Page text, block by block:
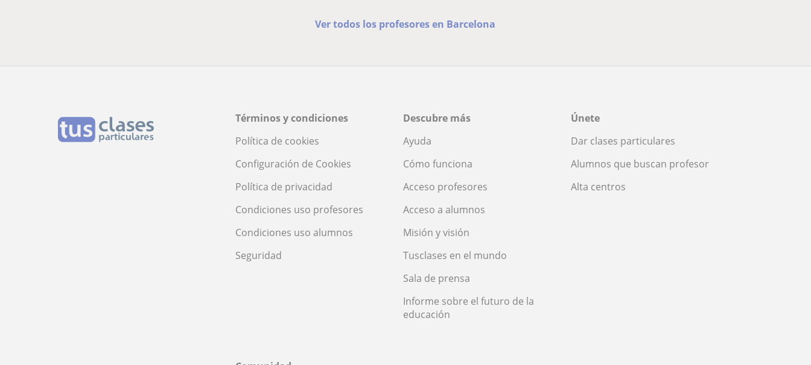
Ver todos los profesores en Barcelona
Términos y condiciones
Política de cookies
Configuración de Cookies
Política de privacidad
Condiciones uso profesores
Condiciones uso alumnos
Seguridad
Descubre más
Ayuda
Cómo funciona
Acceso profesores
Acceso a alumnos
Misión y visión
Tusclases en el mundo
Sala de prensa
Informe sobre el futuro de la
educación
Únete
Dar clases particulares
Alumnos que buscan profesor
Alta centros